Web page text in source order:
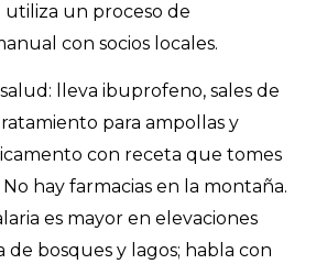
un proceso de
con socios locales.
lleva ibuprofeno, sales de
para ampollas y
con receta que tomes
hay farmacias en la montaña.
es mayor en elevaciones
de bosques y lagos; habla con